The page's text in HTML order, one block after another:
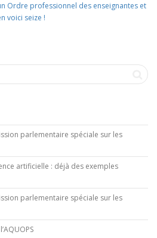
Ordre professionnel des enseignantes et
voici seize !
parlementaire spéciale sur les
artificielle : déjà des exemples
parlementaire spéciale sur les